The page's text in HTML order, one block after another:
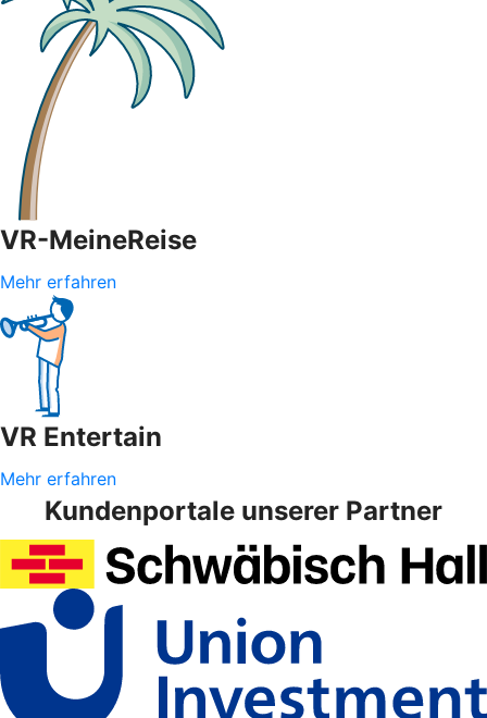
VR-MeineReise
Mehr erfahren
VR Entertain
Mehr erfahren
Kundenportale unserer Partner